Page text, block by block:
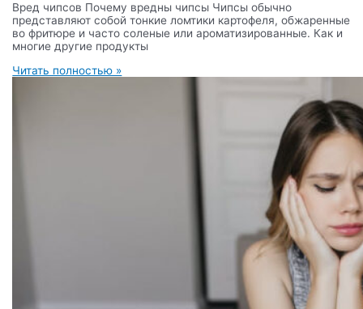
Вред чипсов Почему вредны чипсы Чипсы обычно
представляют собой тонкие ломтики картофеля, обжаренные
во фритюре и часто соленые или ароматизированные. Как и
многие другие продукты
Читать полностью »